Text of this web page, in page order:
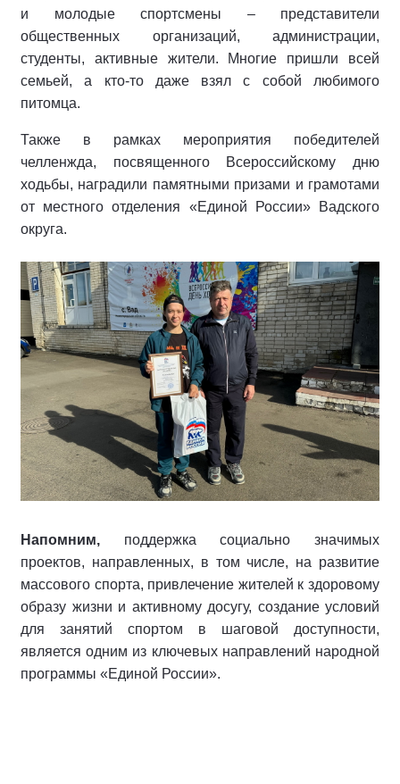
и молодые спортсмены – представители
общественных организаций, администрации,
студенты, активные жители. Многие пришли всей
семьей, а кто-то даже взял с собой любимого
питомца.
Также в рамках мероприятия победителей
челленжда, посвященного Всероссийскому дню
ходьбы, наградили памятными призами и грамотами
от местного отделения «Единой России» Вадского
округа.
Напомним, поддержка социально значимых
проектов, направленных, в том числе, на развитие
массового спорта, привлечение жителей к здоровому
образу жизни и активному досугу, создание условий
для занятий спортом в шаговой доступности,
является одним из ключевых направлений народной
программы «Единой России».